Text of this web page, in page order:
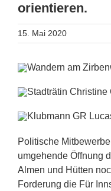
orientieren.
15. Mai 2020
Politische
umgehende Öffnung
Almen und Hütten
Forderung die Für